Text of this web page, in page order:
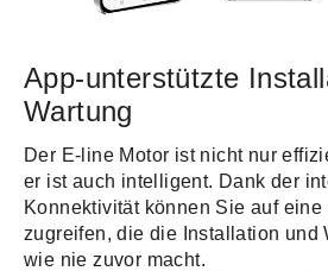
App-unterstützte
Wartung
Der E-line Motor ist nicht nur
er ist auch intelligent. Dank der
Konnektivität können Sie auf
zugreifen, die die Installation und
wie nie zuvor macht.